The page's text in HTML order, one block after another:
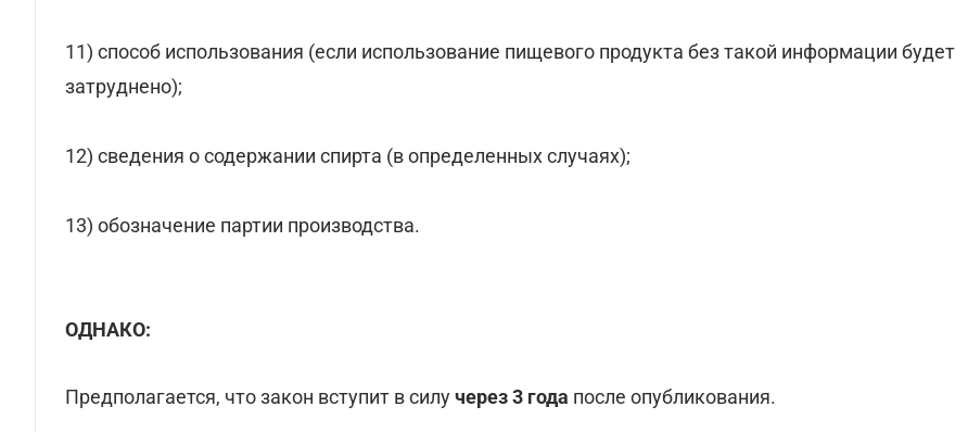
11) способ использования (если использование пищевого продукта без такой информации будет
затруднено);
12) сведения о содержании спирта (в определенных случаях);
13) обозначение партии производства.
ОДНАКО:
Предполагается, что закон вступит в силучерез 3 года после опубликования.